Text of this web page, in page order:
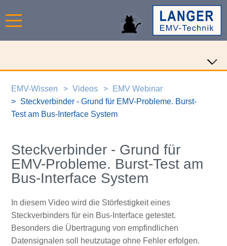
EMV-Wissen Videos
EMV Webinar
Steckverbinder - Grund für EMV-Probleme. Burst-
Test am Bus-Interface System
Steckverbinder - Grund für
EMV-Probleme. Burst-Test am
Bus-Interface System
In diesem Video wird die Störfestigkeit eines
Steckverbinders für ein Bus-Interface getestet.
Besonders die Übertragung von empfindlichen
Datensignalen soll heutzutage ohne Fehler erfolgen.